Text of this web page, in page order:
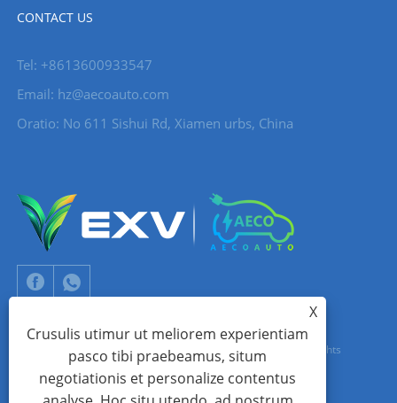
CONTACT US
Tel: +8613600933547
Email: hz@aecoauto.com
Oratio: No 611 Sishui Rd, Xiamen urbs, China
Copyright © 2024 Xiamen Aecoauto Technology Co., Ltd. All Rights
Reserved.
X
Crusulis utimur ut meliorem experientiam
pasco tibi praebeamus, situm
negotiationis et personalize contentus